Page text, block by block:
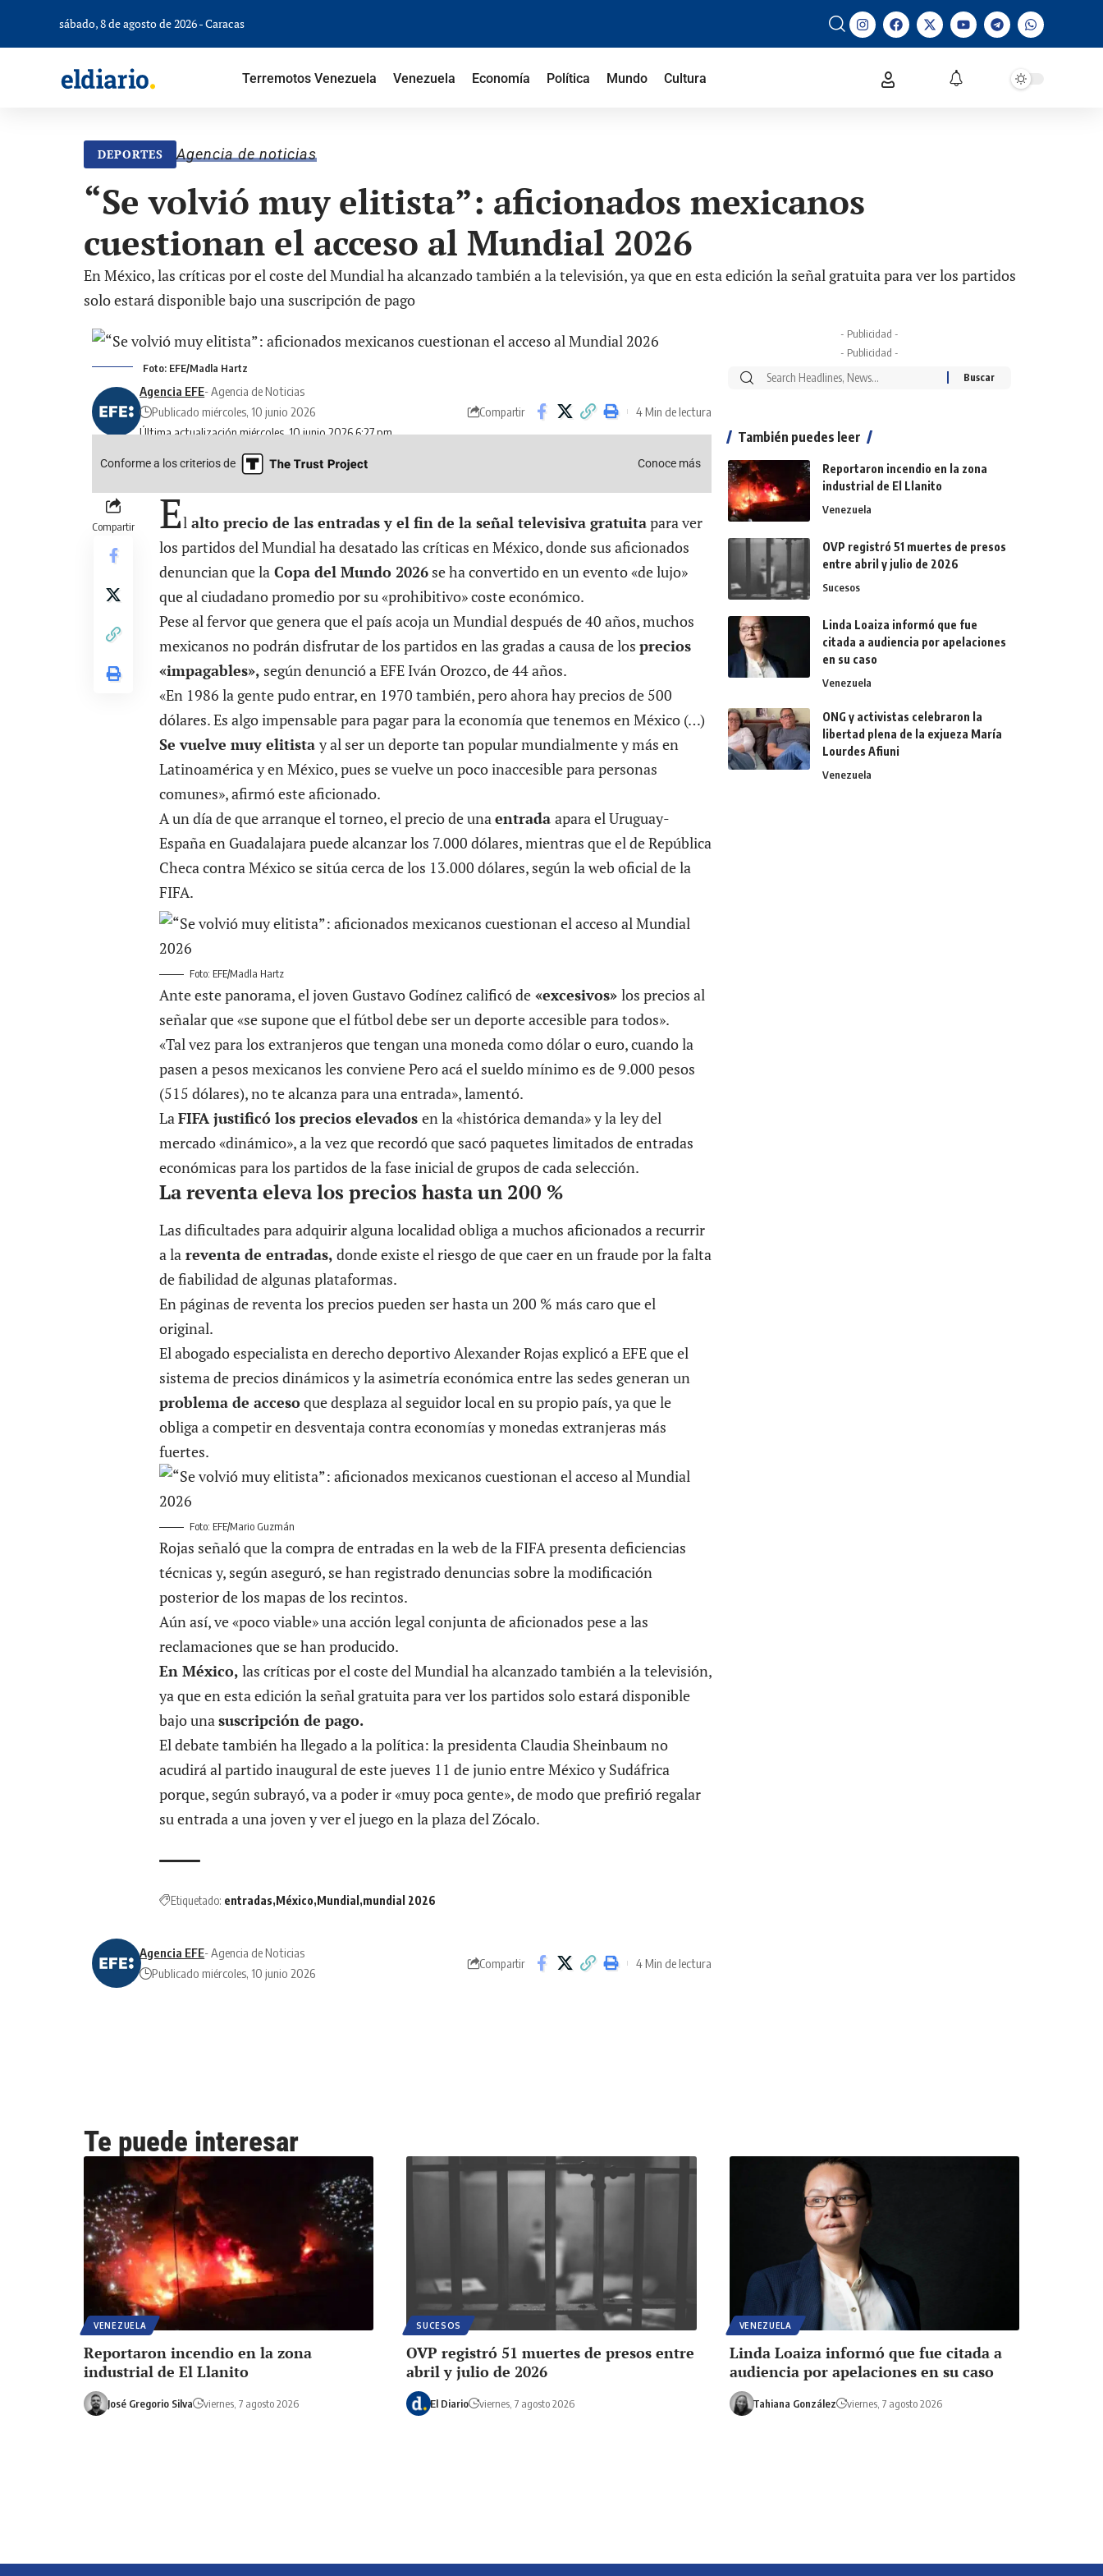
sábado, 8 de agosto de 2026 - Caracas
Terremotos Venezuela Venezuela Economía Política Mundo Cultura
DEPORTES Agencia de noticias
“Se volvió muy elitista”: aficionados mexicanos
cuestionan el acceso al Mundial 2026
En México, las críticas por el coste del Mundial ha alcanzado también a la televisión, ya que en esta edición la señal gratuita para ver los partidos
solo estará disponible bajo una suscripción de pago
Foto: EFE/Madla Hartz
Última actualización miércoles, 10 junio 2026 6:27 pm
Agencia EFE- Agencia de Noticias
Publicado miércoles, 10 junio 2026
Compartir 4 Min de lectura
Conforme a los criterios de Conoce más
Compartir El alto precio de las entradas y el fin de la señal televisiva gratuitapara ver
los partidos del Mundial ha desatado las críticas en México, donde sus aficionados
denuncian que la Copa del Mundo 2026 se ha convertido en un evento «de lujo»
que al ciudadano promedio por su «prohibitivo» coste económico.
Pese al fervor que genera que el país acoja un Mundial después de 40 años, muchos
mexicanos no podrán disfrutar de los partidos en las gradas a causa de los precios
«impagables», según denunció a EFE Iván Orozco, de 44 años.
«En 1986 la gente pudo entrar, en 1970 también, pero ahora hay precios de 500
dólares. Es algo impensable para pagar para la economía que tenemos en México (…)
Se vuelve muy elitista y al ser un deporte tan popular mundialmente y más en
Latinoamérica y en México, pues se vuelve un poco inaccesible para personas
comunes», afirmó este aficionado.
A un día de que arranque el torneo, el precio de unaentrada apara el Uruguay-
España en Guadalajara puede alcanzar los 7.000 dólares, mientras que el de República
Checa contra México se sitúa cerca de los 13.000 dólares, según la web oficial de la
FIFA.
Foto: EFE/Madla Hartz
Ante este panorama, el joven Gustavo Godínez calificó de «excesivos» los precios al
señalar que «se supone que el fútbol debe ser un deporte accesible para todos».
«Tal vez para los extranjeros que tengan una moneda como dólar o euro, cuando la
pasen a pesos mexicanos les conviene Pero acá el sueldo mínimo es de 9.000 pesos
(515 dólares), no te alcanza para una entrada», lamentó.
LaFIFA justificó los precios elevados en la «histórica demanda» y la ley del
mercado «dinámico», a la vez que recordó que sacó paquetes limitados de entradas
económicas para los partidos de la fase inicial de grupos de cada selección.
La reventa eleva los precios hasta un 200 %
Las dificultades para adquirir alguna localidad obliga a muchos aficionados a recurrir
a la reventa de entradas, donde existe el riesgo de que caer en un fraude por la falta
de fiabilidad de algunas plataformas.
En páginas de reventa los precios pueden ser hasta un 200 % más caro que el
original.
El abogado especialista en derecho deportivo Alexander Rojas explicó a EFE que el
sistema de precios dinámicos y la asimetría económica entre las sedes generan un
problema de accesoque desplaza al seguidor local en su propio país, ya que le
obliga a competir en desventaja contra economías y monedas extranjeras más
fuertes.
Foto: EFE/Mario Guzmán
Rojas señaló que la compra de entradas en la web de la FIFA presenta deficiencias
técnicas y, según aseguró, se han registrado denuncias sobre la modificación
posterior de los mapas de los recintos.
Aún así, ve «poco viable» una acción legal conjunta de aficionados pese a las
reclamaciones que se han producido.
En México, las críticas por el coste del Mundial ha alcanzado también a la televisión,
ya que en esta edición la señal gratuita para ver los partidos solo estará disponible
bajo unasuscripción de pago.
El debate también ha llegado a la política: la presidenta Claudia Sheinbaum no
acudirá al partido inaugural de este jueves 11 de junio entre México y Sudáfrica
porque, según subrayó, va a poder ir «muy poca gente», de modo que prefirió regalar
su entrada a una joven y ver el juego en la plaza del Zócalo.
Etiquetado: entradas México Mundial mundial 2026
Agencia EFE- Agencia de Noticias
Publicado miércoles, 10 junio 2026
Compartir 4 Min de lectura
- Publicidad -
- Publicidad -
También puedes leer
Reportaron incendio en la zona
industrial de El Llanito
Venezuela
OVP registró 51 muertes de presos
entre abril y julio de 2026
Sucesos
Linda Loaiza informó que fue
citada a audiencia por apelaciones
en su caso
Venezuela
ONG y activistas celebraron la
libertad plena de la exjueza María
Lourdes Afiuni
Venezuela
Te puede interesar
VENEZUELA
Reportaron incendio en la zona
industrial de El Llanito
José Gregorio Silva viernes, 7 agosto 2026
SUCESOS
OVP registró 51 muertes de presos entre
abril y julio de 2026
El Diario viernes, 7 agosto 2026
VENEZUELA
Linda Loaiza informó que fue citada a
audiencia por apelaciones en su caso
Tahiana González viernes, 7 agosto 2026